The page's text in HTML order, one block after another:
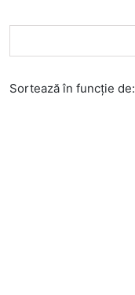
Sortează în funcție de: